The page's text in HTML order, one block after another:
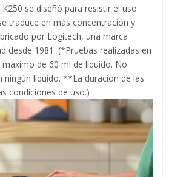
se diseñó para resistir el uso
traduce en más concentración y
por Logitech, una marca
desde 1981. (*Pruebas realizadas en
de 60 ml de líquido. No
ningún líquido. **La duración de las
condiciones de uso.)